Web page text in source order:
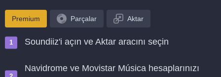
Premium Parçalar Aktar
Soundiiz'i açın ve Aktar aracını seçin
Navidrome ve Movistar Música hesaplarınızı